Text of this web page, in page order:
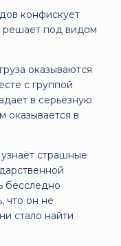
конфискует
решает под видом
оказываются
с группой
в серьёзную
оказывается в
страшные
бесследно
что он не
стало найти